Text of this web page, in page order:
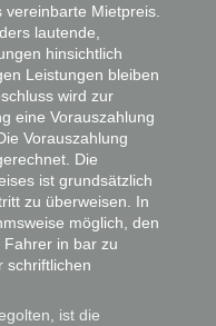
Mietpreis.
lautende,
hinsichtlich
Leistungen bleiben
wird zur
eine Vorauszahlung
Vorauszahlung
Die
ist grundsätzlich
zu überweisen. In
möglich, den
in bar zu
schriftlichen
ist die